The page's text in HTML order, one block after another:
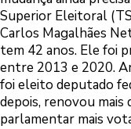
Superior Eleitoral
Carlos Magalhães
tem 42 anos. Ele foi
entre 2013 e 2020.
foi eleito deputado
depois, renovou mais
parlamentar mais